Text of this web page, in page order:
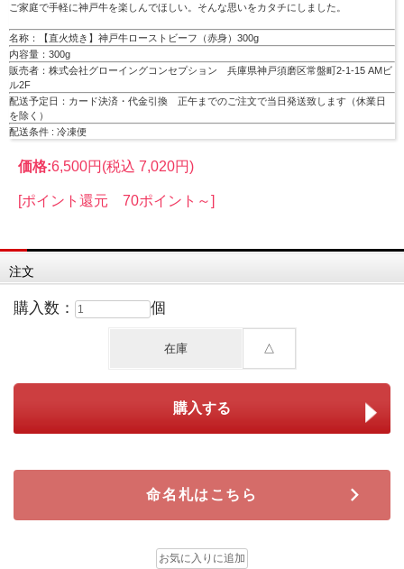
ご家庭で手軽に神戸牛を楽しんでほしい。そんな思いをカタチにしました。
名称：【直火焼き】神戸牛ローストビーフ（赤身）300g
内容量：300g
販売者：株式会社グローイングコンセプション 兵庫県神戸須磨区常盤町2-1-15 AMビ
ル2F
配送予定日：カード決済・代金引換 正午までのご注文で当日発送致します（休業日
を除く）
配送条件 : 冷凍便
価格:6,500円 (税込 7,020円)
[ポイント還元 70ポイント～]
注文
購入数： 個
在庫 △
命名札はこちら